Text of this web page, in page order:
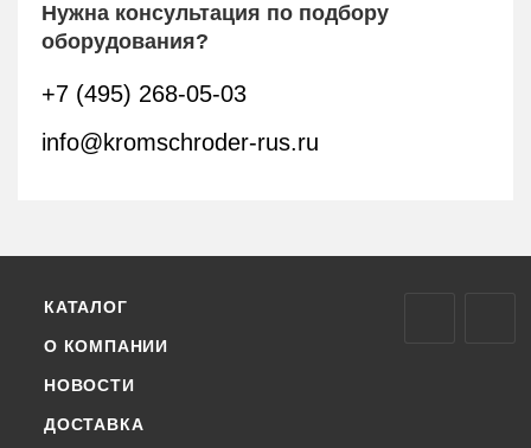
Нужна консультация по подбору
оборудования?
+7 (495) 268-05-03
info@kromschroder-rus.ru
КАТАЛОГ
О КОМПАНИИ
НОВОСТИ
ДОСТАВКА